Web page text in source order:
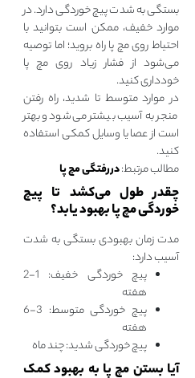
بستگی به شدت پیچ خوردگی دارد. در
موارد خفیف، ممکن است بتوانید با
احتیاط روی مچ پا راه بروید؛ اما توصیه
می‌شود از فشار زیاد روی مچ پا
خودداری کنید.
در موارد متوسط تا شدید، راه رفتن
منجر به آسیب بیشتر می‌شود و بهتر
است از عصا یا وسایل کمکی استفاده
کنید.
مطالب مرتبط:دررفتگی مچ پا
چقدر طول می‌کشد تا پیچ
خوردگی مچ پا بهبود یابد؟
مدت زمان بهبودی بستگی به شدت
آسیب دارد:
پیچ خوردگی خفیف: 1-2
هفته
پیچ خوردگی متوسط: 3-6
هفته
پیچ خوردگی شدید: چند ماه
آیا بستن مچ پا به بهبود کمک